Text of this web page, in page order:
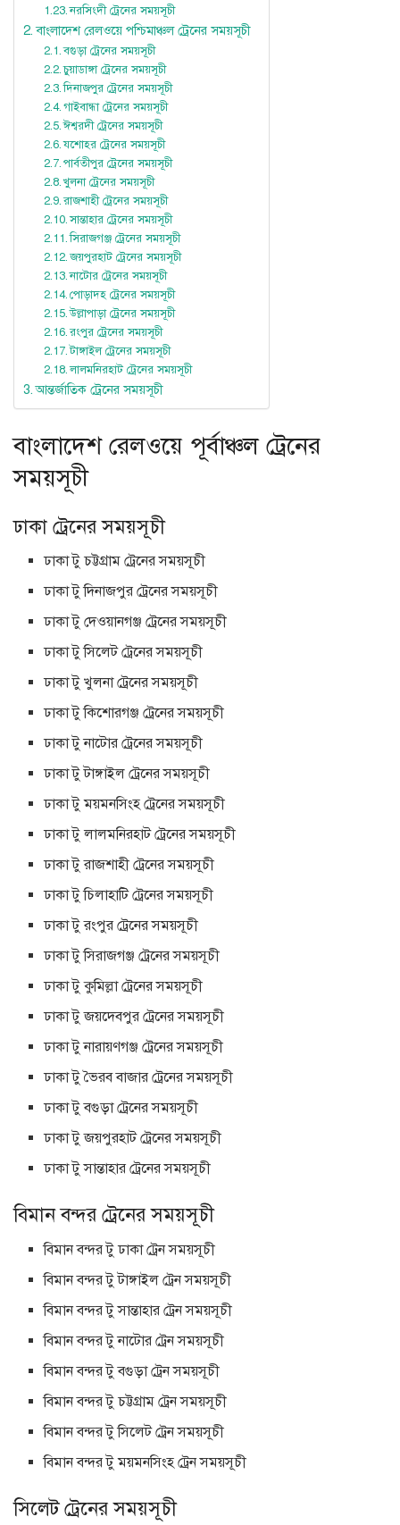
নরসিংদী ট্রেনের সময়সূচী
বাংলাদেশ রেলওয়ে পশ্চিমাঞ্চল ট্রেনের সময়সূচী
বগুড়া ট্রেনের সময়সূচী
চুয়াডাঙ্গা ট্রেনের সময়সূচী
দিনাজপুর ট্রেনের সময়সূচী
গাইবান্ধা ট্রেনের সময়সূচী
ঈশ্বরদী ট্রেনের সময়সূচী
যশোহর ট্রেনের সময়সূচী
পার্বতীপুর ট্রেনের সময়সূচী
খুলনা ট্রেনের সময়সূচী
রাজশাহী ট্রেনের সময়সূচী
সান্তাহার ট্রেনের সময়সূচী
সিরাজগঞ্জ ট্রেনের সময়সূচী
জয়পুরহাট ট্রেনের সময়সূচী
নাটোর ট্রেনের সময়সূচী
পোড়াদহ ট্রেনের সময়সূচী
উল্লাপাড়া ট্রেনের সময়সূচী
রংপুর ট্রেনের সময়সূচী
টাঙ্গাইল ট্রেনের সময়সূচী
লালমনিরহাট ট্রেনের সময়সূচী
আন্তর্জাতিক ট্রেনের সময়সূচী
বাংলাদেশ রেলওয়ে পূর্বাঞ্চল ট্রেনের
সময়সূচী
ঢাকা ট্রেনের সময়সূচী
ঢাকা টু চট্টগ্রাম ট্রেনের সময়সূচী
ঢাকা টু দিনাজপুর ট্রেনের সময়সূচী
ঢাকা টু দেওয়ানগঞ্জ ট্রেনের সময়সূচী
ঢাকা টু সিলেট ট্রেনের সময়সূচী
ঢাকা টু খুলনা ট্রেনের সময়সূচী
ঢাকা টু কিশোরগঞ্জ ট্রেনের সময়সূচী
ঢাকা টু নাটোর ট্রেনের সময়সূচী
ঢাকা টু টাঙ্গাইল ট্রেনের সময়সূচী
ঢাকা টু ময়মনসিংহ ট্রেনের সময়সূচী
ঢাকা টু লালমনিরহাট ট্রেনের সময়সূচী
ঢাকা টু রাজশাহী ট্রেনের সময়সূচী
ঢাকা টু চিলাহাটি ট্রেনের সময়সূচী
ঢাকা টু রংপুর ট্রেনের সময়সূচী
ঢাকা টু সিরাজগঞ্জ ট্রেনের সময়সূচী
ঢাকা টু কুমিল্লা ট্রেনের সময়সূচী
ঢাকা টু জয়দেবপুর ট্রেনের সময়সূচী
ঢাকা টু নারায়ণগঞ্জ ট্রেনের সময়সূচী
ঢাকা টু ভৈরব বাজার ট্রেনের সময়সূচী
ঢাকা টু বগুড়া ট্রেনের সময়সূচী
ঢাকা টু জয়পুরহাট ট্রেনের সময়সূচী
ঢাকা টু সান্তাহার ট্রেনের সময়সূচী
বিমান বন্দর ট্রেনের সময়সূচী
বিমান বন্দর টু ঢাকা ট্রেন সময়সূচী
বিমান বন্দর টু টাঙ্গাইল ট্রেন সময়সূচী
বিমান বন্দর টু সান্তাহার ট্রেন সময়সূচী
বিমান বন্দর টু নাটোর ট্রেন সময়সূচী
বিমান বন্দর টু বগুড়া ট্রেন সময়সূচী
বিমান বন্দর টু চট্টগ্রাম ট্রেন সময়সূচী
বিমান বন্দর টু সিলেট ট্রেন সময়সূচী
বিমান বন্দর টু ময়মনসিংহ ট্রেন সময়সূচী
সিলেট ট্রেনের সময়সূচী